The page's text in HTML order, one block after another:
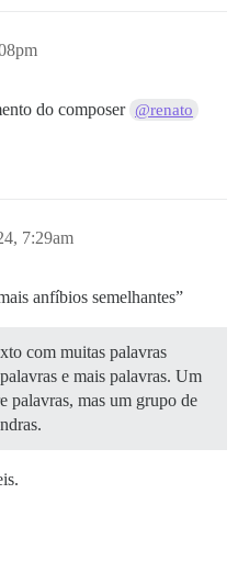
do composer @renato
7:29am
anfíbios semelhantes”
com muitas palavras
e mais palavras. Um
palavras, mas um grupo de